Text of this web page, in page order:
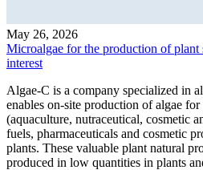
May 26, 2026
Microalgae for the production of plant
interest
Algae-C is a company specialized in
enables on-site production of algae
(aquaculture, nutraceutical, cosmetic
fuels, pharmaceuticals and cosmetic
plants. These valuable plant natural
produced in low quantities in plants